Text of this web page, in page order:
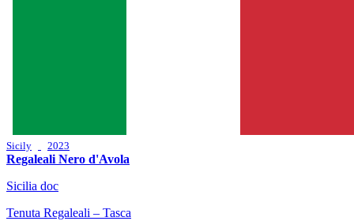
Sicily 2023
Regaleali Nero d'Avola
Sicilia doc
Tenuta Regaleali – Tasca